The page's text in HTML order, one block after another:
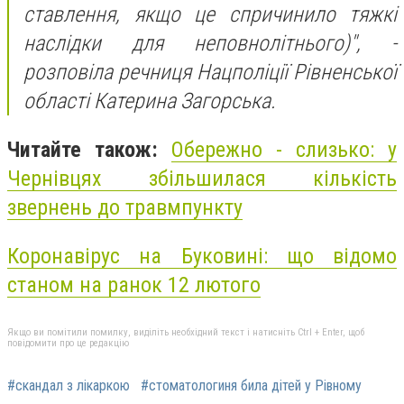
ставлення, якщо це спричинило тяжкі
наслідки для неповнолітнього)", -
розповіла речниця Нацполіції Рівненської
області Катерина Загорська.
Читайте також: Обережно - слизько: у
Чернівцях збільшилася кількість
звернень до травмпункту
Коронавірус на Буковині: що відомо
станом на ранок 12 лютого
Якщо ви помітили помилку, виділіть необхідний текст і натисніть Ctrl + Enter, щоб
повідомити про це редакцію
#скандал з лікаркою #стоматологиня била дітей у Рівному